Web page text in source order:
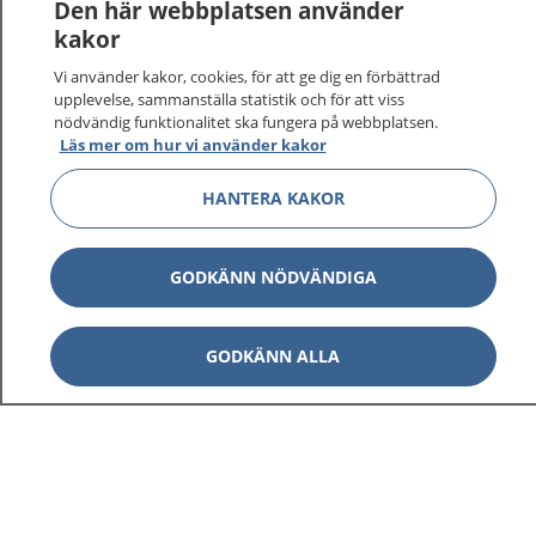
På 1177.se får du råd om hälsa och information om
sjukdomar och vilka mottagningar du kan kontakta.
Logga in för att läsa din journal och göra dina
vårdärenden. Ring telefonnummer 1177 för
sjukvårdsrådgivning dygnet runt.
1177 ger dig råd när du vill må bättre.
1177 på flera språk Visa
Visa
Den här webbplatsen använder
kakor
Vi använder kakor, cookies, för att ge dig en förbättrad
upplevelse, sammanställa statistik och för att viss
nödvändig funktionalitet ska fungera på webbplatsen.
Läs mer om hur vi använder kakor
HANTERA KAKOR
GODKÄNN NÖDVÄNDIGA
GODKÄNN ALLA